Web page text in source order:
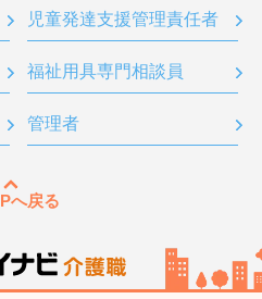
児童発達支援管理責任者
福祉用具専門相談員
管理者
へ戻る